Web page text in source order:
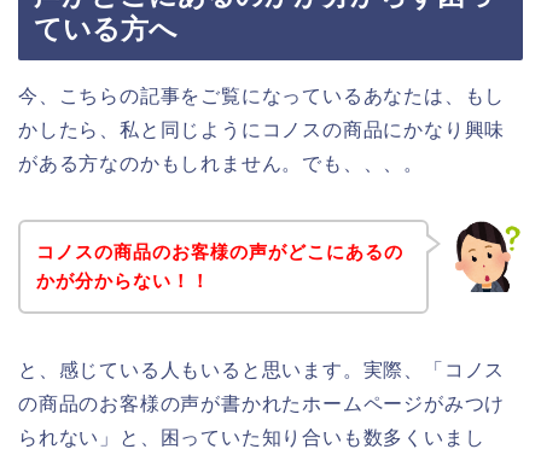
ている方へ
今、こちらの記事をご覧になっているあなたは、もし
かしたら、私と同じようにコノスの商品にかなり興味
がある方なのかもしれません。でも、、、。
コノスの商品のお客様の声がどこにあるの
かが分からない！！
と、感じている人もいると思います。実際、「コノス
の商品のお客様の声が書かれたホームページがみつけ
られない」と、困っていた知り合いも数多くいまし